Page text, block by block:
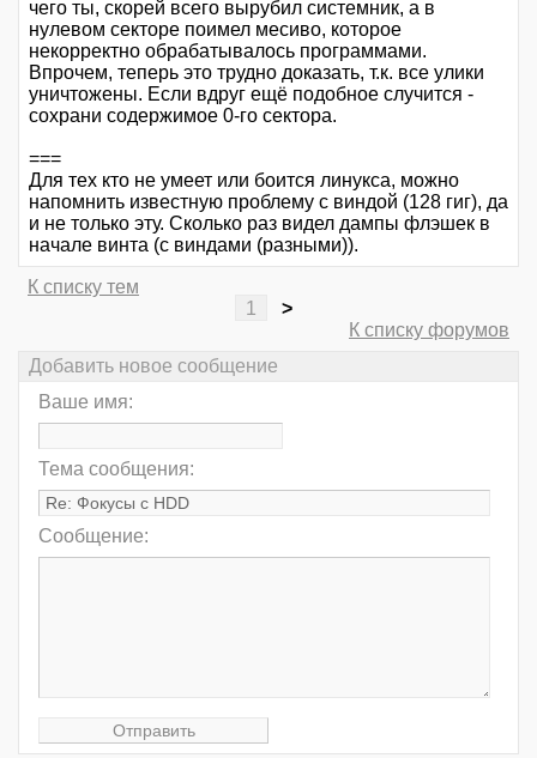
чего ты, скорей всего вырубил системник, а в
нулевом секторе поимел месиво, которое
некорректно обрабатывалось программами.
Впрочем, теперь это трудно доказать, т.к. все улики
уничтожены. Если вдруг ещё подобное случится -
сохрани содержимое 0-го сектора.
===
Для тех кто не умеет или боится линукса, можно
напомнить известную проблему с виндой (128 гиг), да
и не только эту. Сколько раз видел дампы флэшек в
начале винта (с виндами (разными)).
К списку тем
1
>
К списку форумов
Добавить новое сообщение
Ваше имя:
Тема сообщения:
Сообщение: